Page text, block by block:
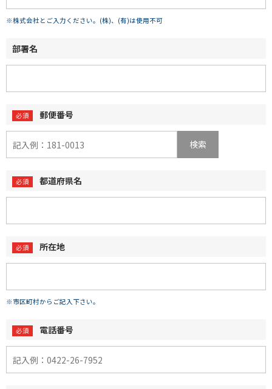
※株式会社とご入力ください。(株)、(有)は使用不可
部署名
郵便番号
検索
都道府県名
所在地
※市区町村からご記入下さい。
電話番号